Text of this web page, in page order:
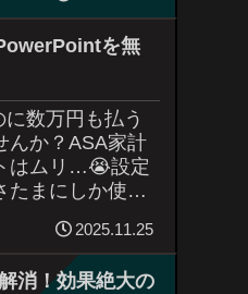
を無
数万円も払う
か？ASA家計
はムリ…😭設定
まにしか使わ
2025.11.25
消！効果絶大の